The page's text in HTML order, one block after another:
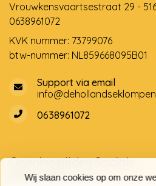
Wij slaan cookies op om onze
Vrouwkensvaartsestraat 29 -
0638961072
KVK nummer: 73799076
btw-nummer: NL859668095B01
Support via email
0638961072
OpeningstijdenSocials
Klantenservice